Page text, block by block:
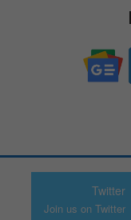
Twitter
Join us on Twitter